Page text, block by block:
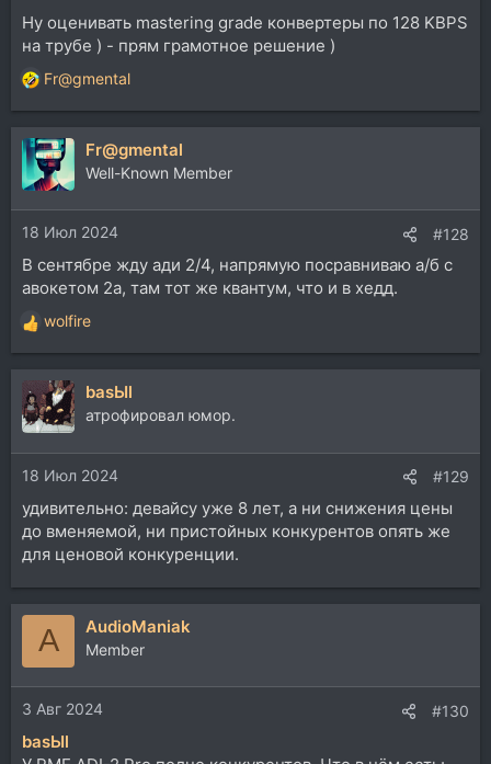
Ну оценивать mastering grade конвертеры по 128 KBPS
на трубе ) - прям грамотное решение )
Р
е
а
к
ц
и
и
:
Fr@gmental
Fr@gmental
Well-Known Member
18 Июл 2024 #128
В сентябре жду ади 2/4, напрямую посравниваю а/б с
авокетом 2а, там тот же квантум, что и в хедд.
Р
е
а
к
ц
и
и
:
wolfire
basЫl
атрофировал юмор.
18 Июл 2024 #129
удивительно: девайсу уже 8 лет, а ни снижения цены
до вменяемой, ни пристойных конкурентов опять же
для ценовой конкуренции.
A AudioManiak
Member
3 Авг 2024 #130
basЫl